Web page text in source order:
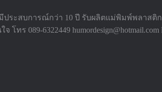
ะสบการณ์กว่า 10 ปี รับผลิตแม่พิมพ์พลาสติ
6322449 humordesign@hotmail.com